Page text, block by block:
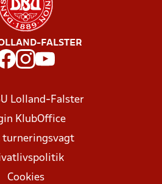
FALSTER
Lolland-Falster
KlubOffice
turneringsvagt
Cookies